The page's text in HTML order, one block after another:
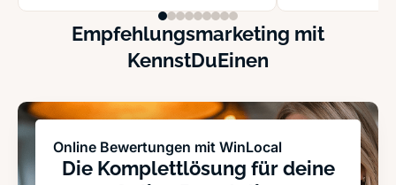
Empfehlungsmarketing mit
KennstDuEinen
Online Bewertungen mit WinLocal
Die Komplettlösung für deine